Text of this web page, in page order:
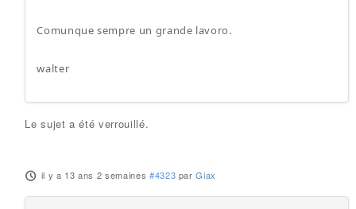
Comunque sempre un grande lavoro.
walter
Le sujet a été verrouillé.
il y a 13 ans 2 semaines #4323 parGiax